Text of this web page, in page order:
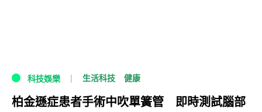
科技娛樂 生活科技 健康
柏金遜症患者手術中吹單簧管 即時測試腦部